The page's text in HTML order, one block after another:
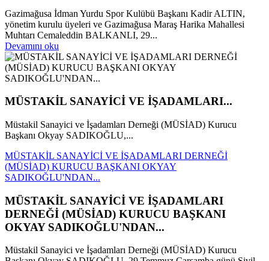
Gazimağusa İdman Yurdu Spor Kulübü Başkanı Kadir ALTIN,
yönetim kurulu üyeleri ve Gazimağusa Maraş Harika Mahallesi
Muhtarı Cemaleddin BALKANLI, 29...
Devamını oku
MÜSTAKİL SANAYİCİ VE İŞADAMLARI...
Müstakil Sanayici ve İşadamları Derneği (MÜSİAD) Kurucu
Başkanı Okyay SADIKOĞLU,...
MÜSTAKİL SANAYİCİ VE İŞADAMLARI DERNEĞİ
(MÜSİAD) KURUCU BAŞKANI OKYAY
SADIKOĞLU'NDAN...
MÜSTAKİL SANAYİCİ VE İŞADAMLARI
DERNEĞİ (MÜSİAD) KURUCU BAŞKANI
OKYAY SADIKOĞLU'NDAN...
Müstakil Sanayici ve İşadamları Derneği (MÜSİAD) Kurucu